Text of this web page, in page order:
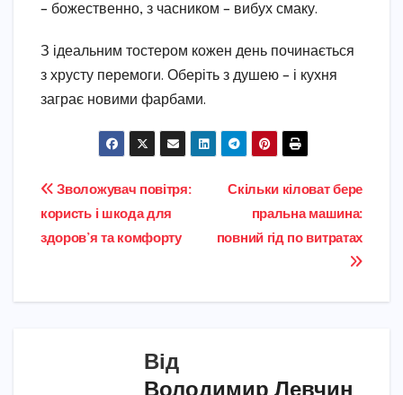
– божественно, з часником – вибух смаку.
З ідеальним тостером кожен день починається
з хрусту перемоги. Оберіть з душею – і кухня
заграє новими фарбами.
Навігація
записів
Скільки кіловат бере
пральна машина:
повний гід по витратах
Зволожувач повітря:
користь і шкода для
здоров’я та комфорту
Від
Володимир Левчин